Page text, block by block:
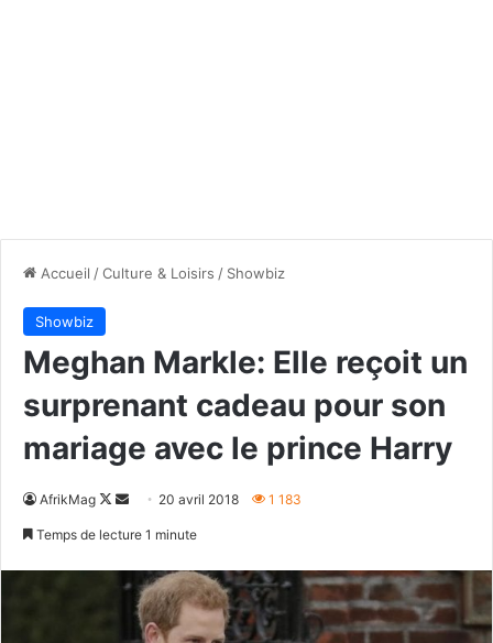
Accueil /Culture & Loisirs / Showbiz
Showbiz
Meghan Markle: Elle reçoit un
surprenant cadeau pour son
mariage avec le prince Harry
AfrikMag
Follow
Envoyer20 avril 2018 1 183
Temps de lecture 1 minute